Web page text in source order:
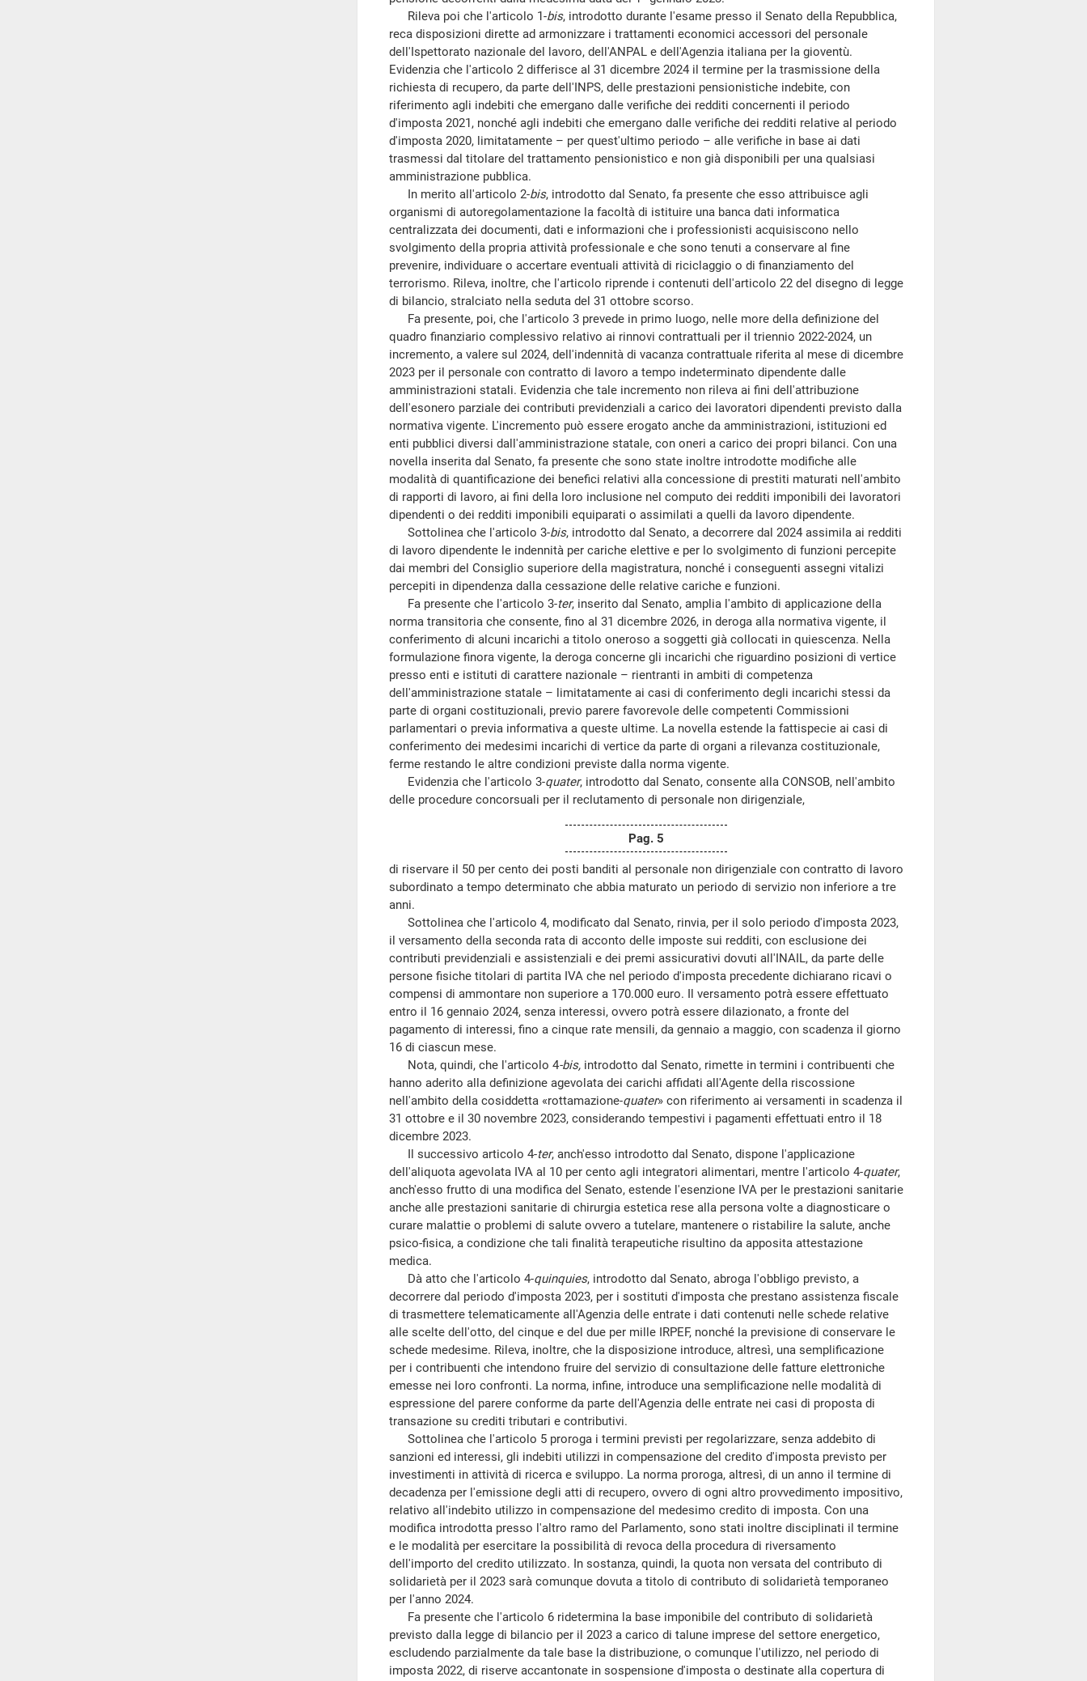
Rileva poi che l'articolo 1-bis, introdotto durante l'esame presso il Senato della Repubblica,
reca disposizioni dirette ad armonizzare i trattamenti economici accessori del personale
dell'Ispettorato nazionale del lavoro, dell'ANPAL e dell'Agenzia italiana per la gioventù.
Evidenzia che l'articolo 2 differisce al 31 dicembre 2024 il termine per la trasmissione della
richiesta di recupero, da parte dell'INPS, delle prestazioni pensionistiche indebite, con
riferimento agli indebiti che emergano dalle verifiche dei redditi concernenti il periodo
d'imposta 2021, nonché agli indebiti che emergano dalle verifiche dei redditi relative al periodo
d'imposta 2020, limitatamente – per quest'ultimo periodo – alle verifiche in base ai dati
trasmessi dal titolare del trattamento pensionistico e non già disponibili per una qualsiasi
amministrazione pubblica.
In merito all'articolo 2-bis, introdotto dal Senato, fa presente che esso attribuisce agli
organismi di autoregolamentazione la facoltà di istituire una banca dati informatica
centralizzata dei documenti, dati e informazioni che i professionisti acquisiscono nello
svolgimento della propria attività professionale e che sono tenuti a conservare al fine
prevenire, individuare o accertare eventuali attività di riciclaggio o di finanziamento del
terrorismo. Rileva, inoltre, che l'articolo riprende i contenuti dell'articolo 22 del disegno di legge
di bilancio, stralciato nella seduta del 31 ottobre scorso.
Fa presente, poi, che l'articolo 3 prevede in primo luogo, nelle more della definizione del
quadro finanziario complessivo relativo ai rinnovi contrattuali per il triennio 2022-2024, un
incremento, a valere sul 2024, dell'indennità di vacanza contrattuale riferita al mese di dicembre
2023 per il personale con contratto di lavoro a tempo indeterminato dipendente dalle
amministrazioni statali. Evidenzia che tale incremento non rileva ai fini dell'attribuzione
dell'esonero parziale dei contributi previdenziali a carico dei lavoratori dipendenti previsto dalla
normativa vigente. L'incremento può essere erogato anche da amministrazioni, istituzioni ed
enti pubblici diversi dall'amministrazione statale, con oneri a carico dei propri bilanci. Con una
novella inserita dal Senato, fa presente che sono state inoltre introdotte modifiche alle
modalità di quantificazione dei benefici relativi alla concessione di prestiti maturati nell'ambito
di rapporti di lavoro, ai fini della loro inclusione nel computo dei redditi imponibili dei lavoratori
dipendenti o dei redditi imponibili equiparati o assimilati a quelli da lavoro dipendente.
Sottolinea che l'articolo 3-bis, introdotto dal Senato, a decorrere dal 2024 assimila ai redditi
di lavoro dipendente le indennità per cariche elettive e per lo svolgimento di funzioni percepite
dai membri del Consiglio superiore della magistratura, nonché i conseguenti assegni vitalizi
percepiti in dipendenza dalla cessazione delle relative cariche e funzioni.
Fa presente che l'articolo 3-ter, inserito dal Senato, amplia l'ambito di applicazione della
norma transitoria che consente, fino al 31 dicembre 2026, in deroga alla normativa vigente, il
conferimento di alcuni incarichi a titolo oneroso a soggetti già collocati in quiescenza. Nella
formulazione finora vigente, la deroga concerne gli incarichi che riguardino posizioni di vertice
presso enti e istituti di carattere nazionale – rientranti in ambiti di competenza
dell'amministrazione statale – limitatamente ai casi di conferimento degli incarichi stessi da
parte di organi costituzionali, previo parere favorevole delle competenti Commissioni
parlamentari o previa informativa a queste ultime. La novella estende la fattispecie ai casi di
conferimento dei medesimi incarichi di vertice da parte di organi a rilevanza costituzionale,
ferme restando le altre condizioni previste dalla norma vigente.
Evidenzia che l'articolo 3-quater, introdotto dal Senato, consente alla CONSOB, nell'ambito
delle procedure concorsuali per il reclutamento di personale non dirigenziale,
Pag. 5
di riservare il 50 per cento dei posti banditi al personale non dirigenziale con contratto di lavoro
subordinato a tempo determinato che abbia maturato un periodo di servizio non inferiore a tre
anni.
Sottolinea che l'articolo 4, modificato dal Senato, rinvia, per il solo periodo d'imposta 2023,
il versamento della seconda rata di acconto delle imposte sui redditi, con esclusione dei
contributi previdenziali e assistenziali e dei premi assicurativi dovuti all'INAIL, da parte delle
persone fisiche titolari di partita IVA che nel periodo d'imposta precedente dichiarano ricavi o
compensi di ammontare non superiore a 170.000 euro. Il versamento potrà essere effettuato
entro il 16 gennaio 2024, senza interessi, ovvero potrà essere dilazionato, a fronte del
pagamento di interessi, fino a cinque rate mensili, da gennaio a maggio, con scadenza il giorno
16 di ciascun mese.
Nota, quindi, che l'articolo 4-bis, introdotto dal Senato, rimette in termini i contribuenti che
hanno aderito alla definizione agevolata dei carichi affidati all'Agente della riscossione
nell'ambito della cosiddetta «rottamazione-quater» con riferimento ai versamenti in scadenza il
31 ottobre e il 30 novembre 2023, considerando tempestivi i pagamenti effettuati entro il 18
dicembre 2023.
Il successivo articolo 4-ter, anch'esso introdotto dal Senato, dispone l'applicazione
dell'aliquota agevolata IVA al 10 per cento agli integratori alimentari, mentre l'articolo 4-quater,
anch'esso frutto di una modifica del Senato, estende l'esenzione IVA per le prestazioni sanitarie
anche alle prestazioni sanitarie di chirurgia estetica rese alla persona volte a diagnosticare o
curare malattie o problemi di salute ovvero a tutelare, mantenere o ristabilire la salute, anche
psico-fisica, a condizione che tali finalità terapeutiche risultino da apposita attestazione
medica.
Dà atto che l'articolo 4-quinquies, introdotto dal Senato, abroga l'obbligo previsto, a
decorrere dal periodo d'imposta 2023, per i sostituti d'imposta che prestano assistenza fiscale
di trasmettere telematicamente all'Agenzia delle entrate i dati contenuti nelle schede relative
alle scelte dell'otto, del cinque e del due per mille IRPEF, nonché la previsione di conservare le
schede medesime. Rileva, inoltre, che la disposizione introduce, altresì, una semplificazione
per i contribuenti che intendono fruire del servizio di consultazione delle fatture elettroniche
emesse nei loro confronti. La norma, infine, introduce una semplificazione nelle modalità di
espressione del parere conforme da parte dell'Agenzia delle entrate nei casi di proposta di
transazione su crediti tributari e contributivi.
Sottolinea che l'articolo 5 proroga i termini previsti per regolarizzare, senza addebito di
sanzioni ed interessi, gli indebiti utilizzi in compensazione del credito d'imposta previsto per
investimenti in attività di ricerca e sviluppo. La norma proroga, altresì, di un anno il termine di
decadenza per l'emissione degli atti di recupero, ovvero di ogni altro provvedimento impositivo,
relativo all'indebito utilizzo in compensazione del medesimo credito di imposta. Con una
modifica introdotta presso l'altro ramo del Parlamento, sono stati inoltre disciplinati il termine
e le modalità per esercitare la possibilità di revoca della procedura di riversamento
dell'importo del credito utilizzato. In sostanza, quindi, la quota non versata del contributo di
solidarietà per il 2023 sarà comunque dovuta a titolo di contributo di solidarietà temporaneo
per l'anno 2024.
Fa presente che l'articolo 6 ridetermina la base imponibile del contributo di solidarietà
previsto dalla legge di bilancio per il 2023 a carico di talune imprese del settore energetico,
escludendo parzialmente da tale base la distribuzione, o comunque l'utilizzo, nel periodo di
imposta 2022, di riserve accantonate in sospensione d'imposta o destinate alla copertura di